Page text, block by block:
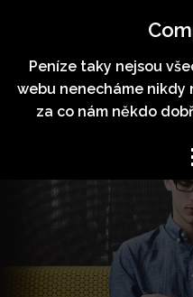
contentPeníze taky nejsou
webu nenecháme nikdy
za co nám někdo